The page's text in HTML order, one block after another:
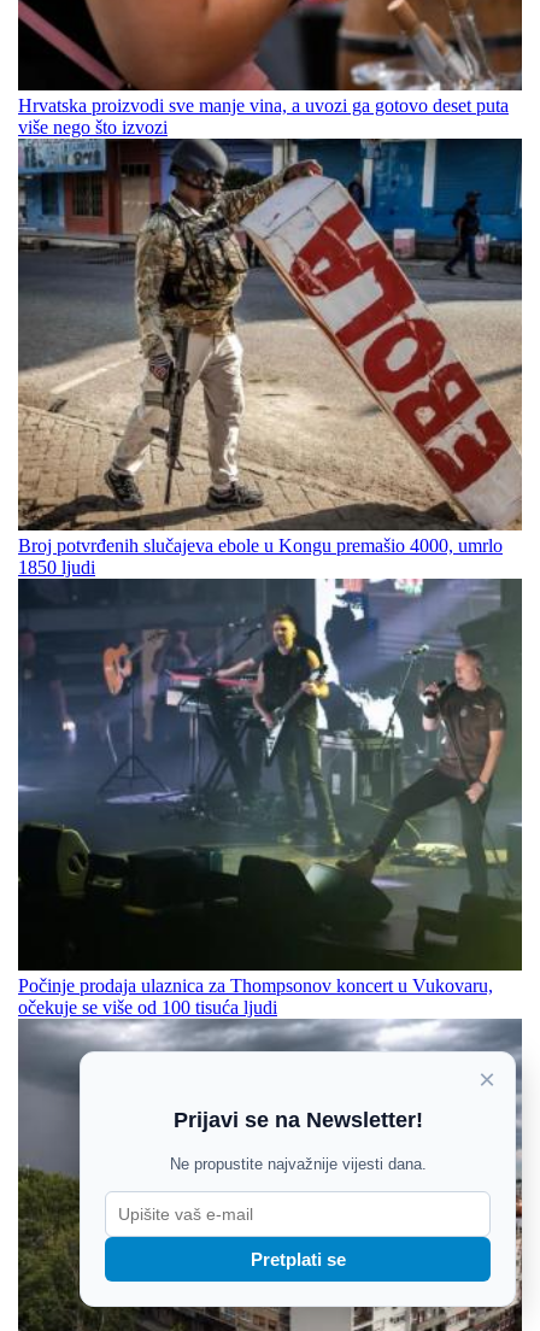
Hrvatska proizvodi sve manje vina, a uvozi ga gotovo deset puta
više nego što izvozi
Broj potvrđenih slučajeva ebole u Kongu premašio 4000, umrlo
1850 ljudi
Počinje prodaja ulaznica za Thompsonov koncert u Vukovaru,
očekuje se više od 100 tisuća ljudi
×
Prijavi se na Newsletter!
Ne propustite najvažnije vijesti dana.
Pretplati se